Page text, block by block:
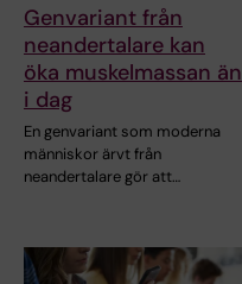
Genvariant från
neandertalare kan
öka muskelmassan än
i dag
En genvariant som moderna
människor ärvt från
neandertalare gör att…